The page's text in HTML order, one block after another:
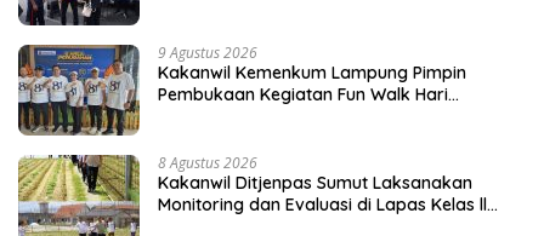
9 Agustus 2026
Kakanwil Kemenkum Lampung Pimpin
Pembukaan Kegiatan Fun Walk Hari
8 Agustus 2026
Kakanwil Ditjenpas Sumut Laksanakan
Monitoring dan Evaluasi di Lapas Kelas ll